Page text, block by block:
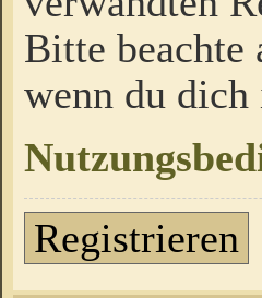
Bitte beachte
wenn du dich
Registrieren